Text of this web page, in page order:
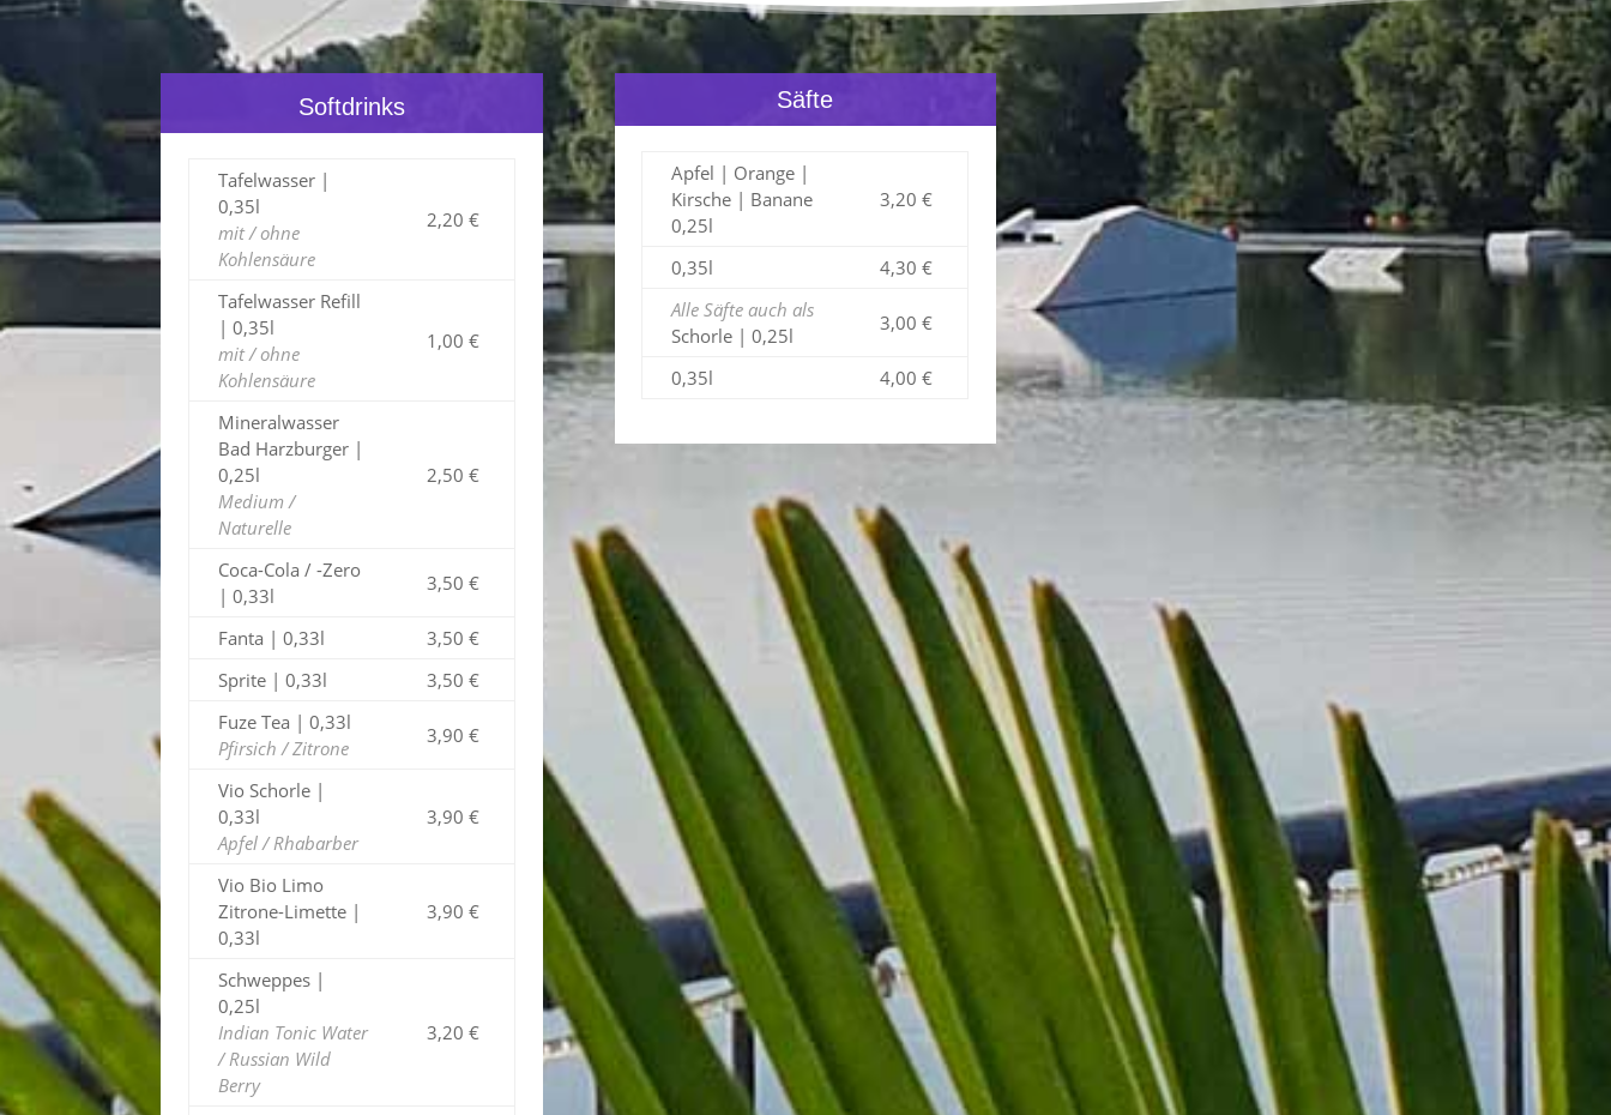
Softdrinks
Tafelwasser |
0,35l
mit / ohne
Kohlensäure
2,20 €
Tafelwasser Refill
| 0,35l
mit / ohne
Kohlensäure
1,00 €
Mineralwasser
Bad Harzburger |
0,25l
Medium /
Naturelle
2,50 €
Coca-Cola / -Zero
| 0,33l
3,50 €
Fanta | 0,33l
3,50 €
Sprite | 0,33l
3,50 €
Fuze Tea | 0,33l
Pfirsich / Zitrone
3,90 €
Vio Schorle |
0,33l
Apfel / Rhabarber
3,90 €
Vio Bio Limo
Zitrone-Limette |
0,33l
3,90 €
Schweppes |
0,25l
Indian Tonic Water
/ Russian Wild
Berry
3,20 €
Säfte
Apfel | Orange |
Kirsche | Banane
0,25l
3,20 €
0,35l
4,30 €
Alle Säfte auch als
Schorle | 0,25l
3,00 €
0,35l 4,00 €